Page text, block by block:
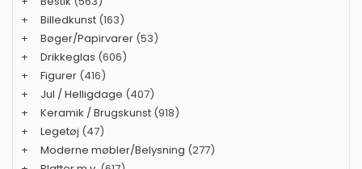
+
Billedkunst (163)
+
Bøger/Papirvarer (53)
+
Drikkeglas (606)
+
Figurer (416)
+
Jul / Helligdage (407)
+
Keramik / Brugskunst (918)
+
Legetøj (47)
+
Moderne møbler/Belysning (277)